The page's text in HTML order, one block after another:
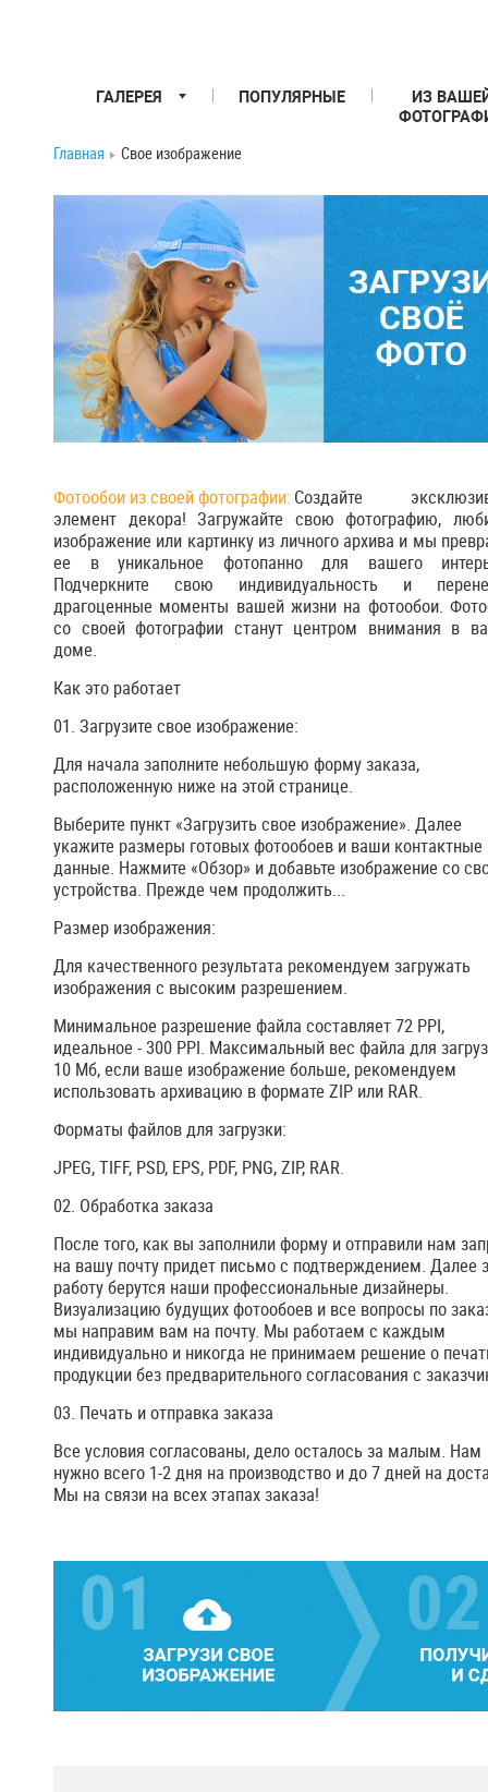
ГАЛЕРЕЯ ПОПУЛЯРНЫЕ
ИЗ
Главная
Свое изображение
Фотообои из своей фотографии: Создайте
элемент декора! Загружайте свою фотографию,
изображение или картинку из личного архива и мы
ее в уникальное фотопанно для вашего
Подчеркните свою индивидуальность и
драгоценные моменты вашей жизни на фотообои.
со своей фотографии станут центром внимания в
доме.
Как это работает
01. Загрузите свое изображение:
Для начала заполните небольшую форму заказа,
расположенную ниже на этой странице.
Выберите пункт «Загрузить свое изображение». Далее
укажите размеры готовых фотообоев и ваши контактные
данные. Нажмите «Обзор» и добавьте изображение со
устройства. Прежде чем продолжить...
Размер изображения:
Для качественного результата рекомендуем загружать
изображения с высоким разрешением.
Минимальное разрешение файла составляет 72 PPI,
идеальное - 300 PPI. Максимальный вес файла для
10 Мб, если ваше изображение больше, рекомендуем
использовать архивацию в формате ZIP или RAR.
Форматы файлов для загрузки:
JPEG, TIFF, PSD, EPS, PDF, PNG, ZIP, RAR.
02. Обработка заказа
После того, как вы заполнили форму и отправили нам
на вашу почту придет письмо с подтверждением. Далее
работу берутся наши профессиональные дизайнеры.
Визуализацию будущих фотообоев и все вопросы по
мы направим вам на почту. Мы работаем с каждым
индивидуально и никогда не принимаем решение о
продукции без предварительного согласования с
03. Печать и отправка заказа
Все условия согласованы, дело осталось за малым. Нам
нужно всего 1-2 дня на производство и до 7 дней на
Мы на связи на всех этапах заказа!